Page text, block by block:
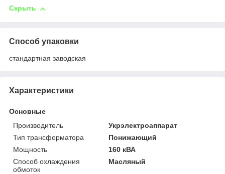
Скрыть
Способ упаковки
стандартная заводская
Характеристики
Основные
Производитель
Укрэлектроаппарат
Тип трансформатора
Понижающий
Мощность
160 кВА
Способ охлаждения
обмоток
Масляный